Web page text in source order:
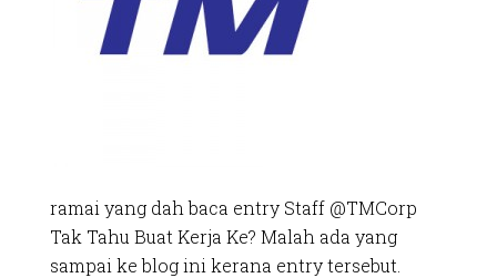
ramai yang dah baca entry Staff @TMCorp
Tak Tahu Buat Kerja Ke? Malah ada yang
sampai ke blog ini kerana entry tersebut.